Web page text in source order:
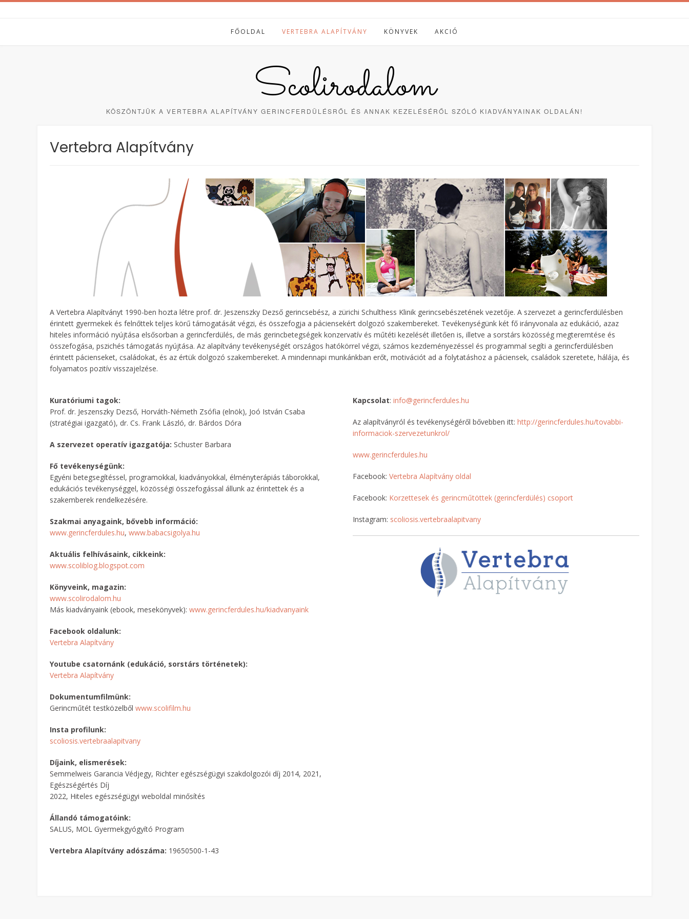
Skip
FŐOLDAL VERTEBRA ALAPÍTVÁNY KÖNYVEK AKCIÓ
Scolirodalom
KÖSZÖNTJÜK A VERTEBRA ALAPÍTVÁNY GERINCFERDÜLÉSRŐL ÉS ANNAK KEZELÉSÉRŐL SZÓLÓ KIADVÁNYAINAK OLDALÁN!
Vertebra Alapítvány
A Vertebra Alapítványt 1990-ben hozta létre prof. dr. Jeszenszky Dezső gerincsebész, a zürichi Schulthess Klinik gerincsebészetének vezetője. A szervezet a gerincferdülésben
érintett gyermekek és felnőttek teljes körű támogatását végzi, és összefogja a páciensekért dolgozó szakembereket. Tevékenységünk két fő irányvonala az edukáció, azaz
hiteles információ nyújtása elsősorban a gerincferdülés, de más gerincbetegségek konzervatív és műtéti kezelését illetően is, illetve a sorstárs közösség megteremtése és
összefogása, pszichés támogatás nyújtása. Az alapítvány tevékenységét országos hatókörrel végzi, számos kezdeményezéssel és programmal segíti a gerincferdülésben
érintett pácienseket, családokat, és az értük dolgozó szakembereket. A mindennapi munkánkban erőt, motivációt ad a folytatáshoz a páciensek, családok szeretete, hálája, és
folyamatos pozitív visszajelzése.
Kuratóriumi tagok:
Prof. dr. Jeszenszky Dezső, Horváth-Németh Zsófia (elnök), Joó István Csaba
(stratégiai igazgató), dr. Cs. Frank László, dr. Bárdos Dóra
A szervezet operatív igazgatója: Schuster Barbara
Fő tevékenységünk:
Egyéni betegsegítéssel, programokkal, kiadványokkal, élményterápiás táborokkal,
edukációs tevékenységgel, közösségi összefogással állunk az érintettek és a
szakemberek rendelkezésére.
Szakmai anyagaink, bővebb információ:
www.gerincferdules.hu, www.babacsigolya.hu
Aktuális felhívásaink, cikkeink:
www.scoliblog.blogspot.com
Könyveink, magazin:
www.scolirodalom.hu
Más kiadványaink (ebook, mesekönyvek): www.gerincferdules.hu/kiadvanyaink
Facebook oldalunk:
Vertebra Alapítvány
Youtube csatornánk (edukáció, sorstárs történetek):
Vertebra Alapítvány
Dokumentumfilmünk:
Gerincműtét testközelből www.scolifilm.hu
Insta profilunk:
scoliosis.vertebraalapitvany
Díjaink, elismerések:
Semmelweis Garancia Védjegy, Richter egészségügyi szakdolgozói díj 2014, 2021,
Egészségértés Díj
2022, Hiteles egészségügyi weboldal minősítés
Állandó támogatóink:
SALUS, MOL Gyermekgyógyító Program
Vertebra Alapítvány adószáma: 19650500-1-43
Kapcsolat: info@gerincferdules.hu
Az alapítványról és tevékenységéről bővebben itt: http://gerincferdules.hu/tovabbi-
informaciok-szervezetunkrol/
www.gerincferdules.hu
Facebook: Vertebra Alapítvány oldal
Facebook: Korzettesek és gerincműtöttek (gerincferdülés) csoport
Instagram: scoliosis.vertebraalapitvany